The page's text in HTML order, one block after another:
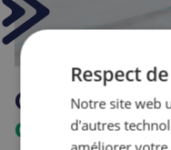
Centre
Respect
Notre site web
d'autres
améliorer votre